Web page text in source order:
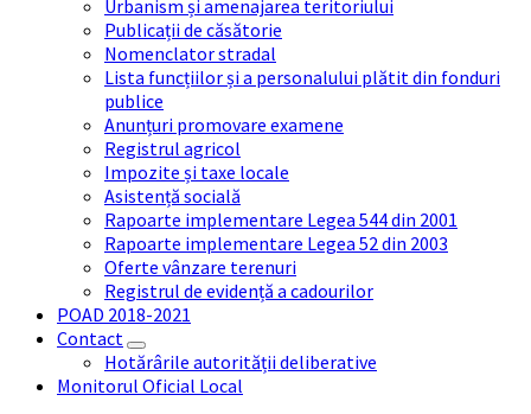
Urbanism și amenajarea teritoriului
Publicații de căsătorie
Nomenclator stradal
Lista funcțiilor și a personalului plătit din fonduri
publice
Anunțuri promovare examene
Registrul agricol
Impozite și taxe locale
Asistență socială
Rapoarte implementare Legea 544 din 2001
Rapoarte implementare Legea 52 din 2003
Oferte vânzare terenuri
Registrul de evidență a cadourilor
POAD 2018-2021
Contact
Hotărârile autorității deliberative
Monitorul Oficial Local